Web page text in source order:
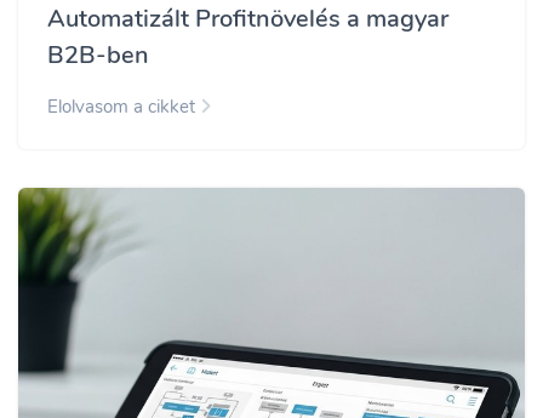
Automatizált Profitnövelés a magyar
B2B-ben
Elolvasom a cikket